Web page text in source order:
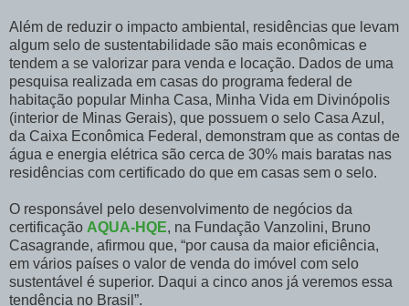
Além de reduzir o impacto ambiental, residências que levam
algum selo de sustentabilidade são mais econômicas e
tendem a se valorizar para venda e locação. Dados de uma
pesquisa realizada em casas do programa federal de
habitação popular Minha Casa, Minha Vida em Divinópolis
(interior de Minas Gerais), que possuem o selo Casa Azul,
da Caixa Econômica Federal, demonstram que as contas de
água e energia elétrica são cerca de 30% mais baratas nas
residências com certificado do que em casas sem o selo.
O responsável pelo desenvolvimento de negócios da
certificação AQUA-HQE, na Fundação Vanzolini, Bruno
Casagrande, afirmou que, “por causa da maior eficiência,
em vários países o valor de venda do imóvel com selo
sustentável é superior. Daqui a cinco anos já veremos essa
tendência no Brasil”.